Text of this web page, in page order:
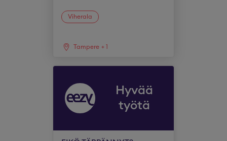
Viherala
Tampere + 1
Hyvää
työtä